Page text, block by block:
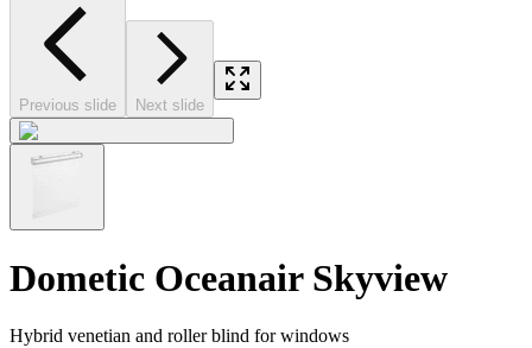
Previous slide Next slide
Dometic Oceanair Skyview
Hybrid venetian and roller blind for windows